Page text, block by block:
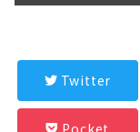
Twitter
Pocket